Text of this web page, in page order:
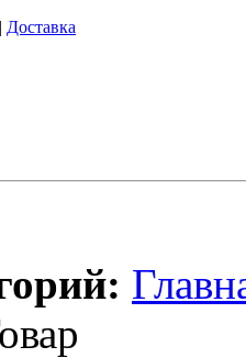
| Доставка